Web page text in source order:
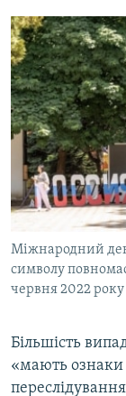
Міжнародний
символу
червня 2022 року
Більшість
«мають ознаки